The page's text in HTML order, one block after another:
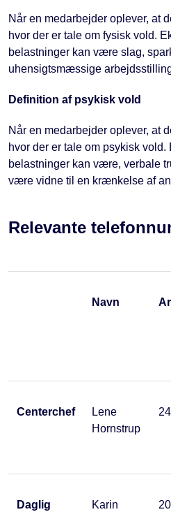
Når en medarbejder oplever, at
hvor der er tale om fysisk vold.
belastninger kan være slag,
uhensigtsmæssige
Definition af psykisk vold
Når en medarbejder oplever, at
hvor der er tale om psykisk
belastninger kan være, verbale
være vidne til en krænkelse af
Relevante
Navn
Centerchef
Lene
Hornstrup
Daglig
Karin